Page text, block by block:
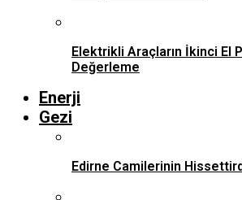
Elektrikli Araçların İkinci El
Değerleme
Enerji
Gezi
Edirne Camilerinin